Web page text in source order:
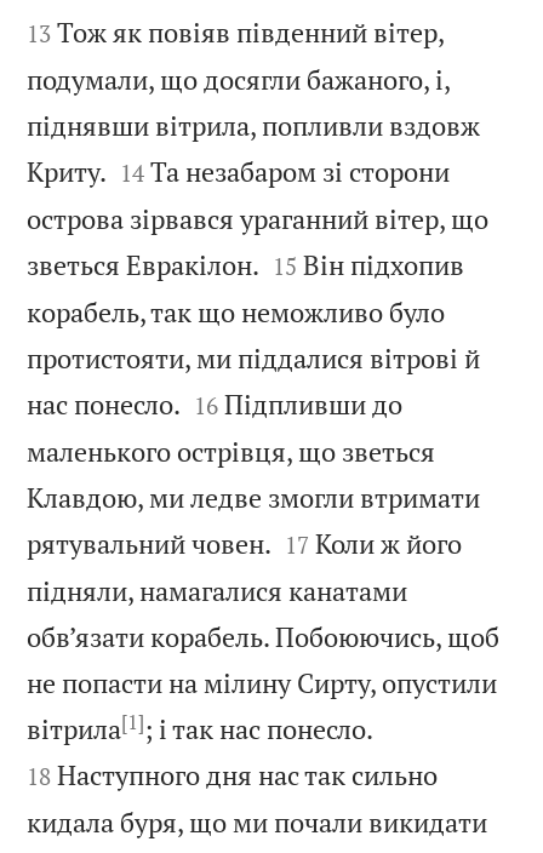


13 Тож як повіяв південний вітер,
подумали, що досягли бажаного, і,
піднявши вітрила, попливли вздовж
Криту. 

14 Та незабаром зі сторони
острова зірвався ураганний вітер, що
зветься Евракілон. 

15 Він підхопив
корабель, так що неможливо було
протистояти, ми піддалися вітрові й
нас понесло. 

16 Підпливши до
маленького острівця, що зветься
Клавдою, ми ледве змогли втримати
рятувальний човен. 

17 Коли ж його
підняли, намагалися канатами
обв’язати корабель. Побоюючись, щоб
не попасти на мілину Сирту, опустили
вітрила[1]; і так нас понесло.
18 Наступного дня нас так сильно
кидала буря, що ми почали викидати